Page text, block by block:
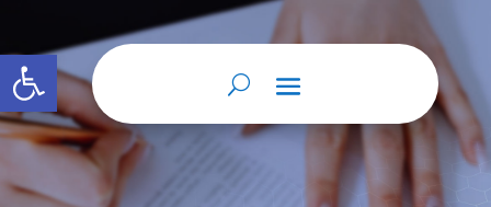
Abrir barra de herramientas